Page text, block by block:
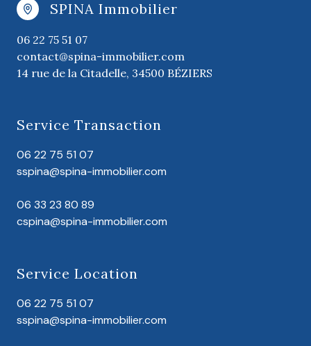
SPINA Immobilier
06 22 75 51 07
contact@spina-immobilier.com
14 rue de la Citadelle, 34500 BÉZIERS
Service Location
06 22 75 51 07
sspina@spina-immobilier.com
Service Transaction
06 22 75 51 07
sspina@spina-immobilier.com
06 33 23 80 89
cspina@spina-immobilier.com